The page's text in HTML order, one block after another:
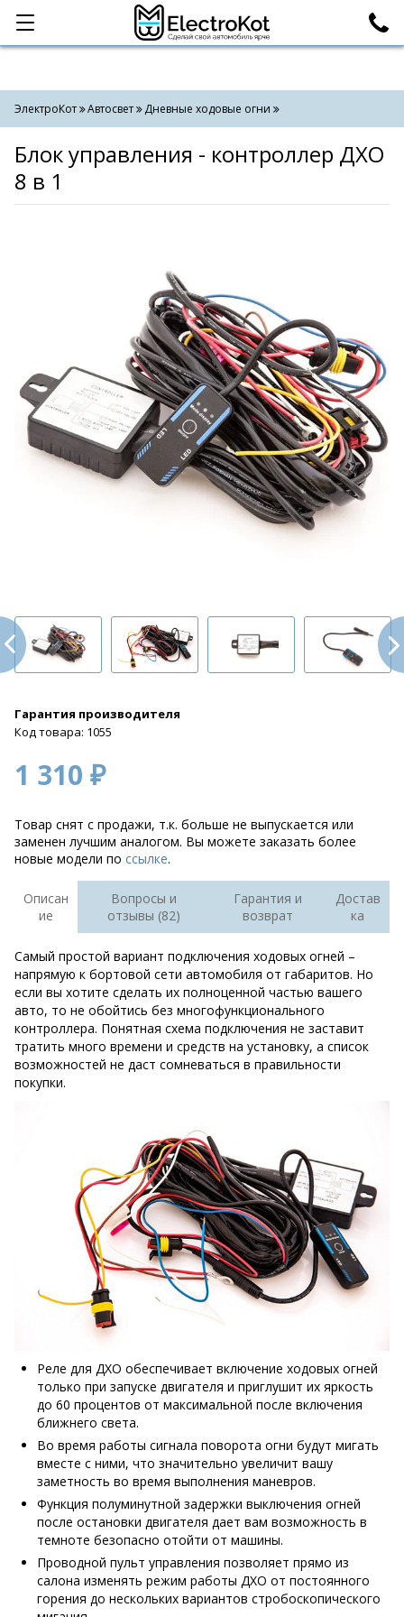
Категории Поиск
ЭлектроКот Автосвет Дневные ходовые огни
Блок управления - контроллер ДХО
8 в 1
Гарантия производителя
Код товара: 1055
1 310 ₽
Товар снят с продажи, т.к. больше не выпускается или
заменен лучшим аналогом. Вы можете заказать более
новые модели по ссылке.
Описан
ие
Вопросы и
отзывы (82)
Гарантия и
возврат
Достав
ка
Самый простой вариант подключения ходовых огней –
напрямую к бортовой сети автомобиля от габаритов. Но
если вы хотите сделать их полноценной частью вашего
авто, то не обойтись без многофункционального
контроллера. Понятная схема подключения не заставит
тратить много времени и средств на установку, а список
возможностей не даст сомневаться в правильности
покупки.
Реле для ДХО обеспечивает включение ходовых огней
только при запуске двигателя и приглушит их яркость
до 60 процентов от максимальной после включения
ближнего света.
Во время работы сигнала поворота огни будут мигать
вместе с ними, что значительно увеличит вашу
заметность во время выполнения маневров.
Функция полуминутной задержки выключения огней
после остановки двигателя дает вам возможность в
темноте безопасно отойти от машины.
Проводной пульт управления позволяет прямо из
салона изменять режим работы ДХО от постоянного
горения до нескольких вариантов стробоскопического